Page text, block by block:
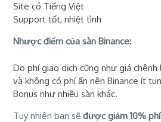
Site có Tiếng Việt
Support tốt, nhiệt tình
Nhược điểm của sàn Binance:
Do phí giao dịch cũng như giá chênh
và không có phí ẩn nên Binance ít
Bonus như nhiều sàn khác.
Tuy nhiên bạn sẽđược giảm 10%